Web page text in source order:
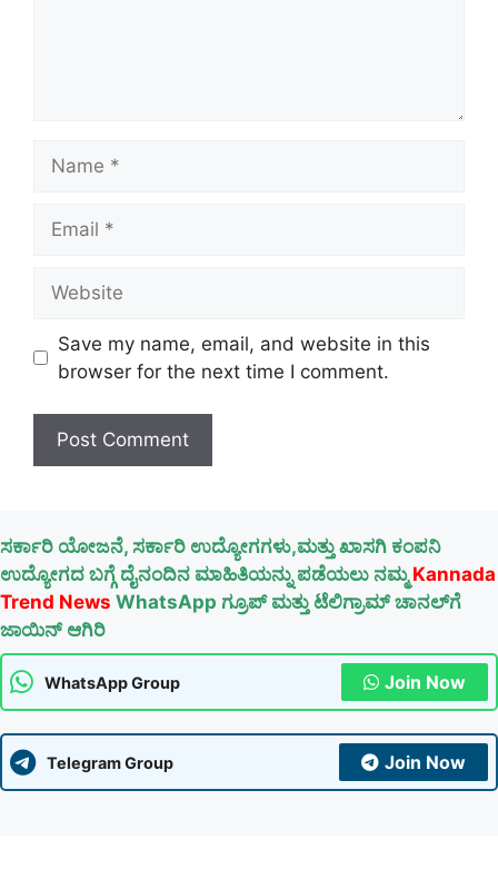
Save my name, email, and website in this
browser for the next time I comment.
ಸರ್ಕಾರಿ ಯೋಜನೆ, ಸರ್ಕಾರಿ ಉದ್ಯೋಗಗಳು,ಮತ್ತು ಖಾಸಗಿ ಕಂಪನಿ
ಉದ್ಯೋಗದ ಬಗ್ಗೆ ದೈನಂದಿನ ಮಾಹಿತಿಯನ್ನು ಪಡೆಯಲು ನಮ್ಮKannada
Trend News WhatsApp ಗ್ರೂಪ್ ಮತ್ತು ಟೆಲಿಗ್ರಾಮ್ ಚಾನಲ್‌ಗೆ
ಜಾಯಿನ್ ಆಗಿರಿ
WhatsApp Group Join Now
Telegram Group Join Now